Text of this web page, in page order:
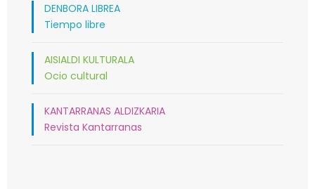
DENBORA LIBREA
Tiempo libre
AISIALDI KULTURALA
Ocio cultural
KANTARRANAS ALDIZKARIA
Revista Kantarranas